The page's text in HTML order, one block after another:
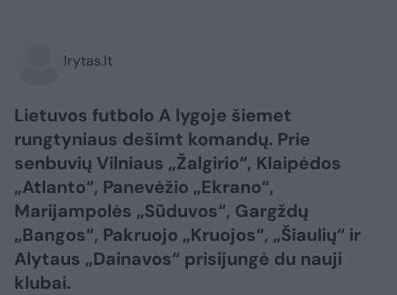
lrytas.lt
Lietuvos futbolo A lygoje šiemet
rungtyniaus dešimt komandų. Prie
senbuvių Vilniaus „Žalgirio“, Klaipėdos
„Atlanto“, Panevėžio „Ekrano“,
Marijampolės „Sūduvos“, Gargždų
„Bangos“, Pakruojo „Kruojos“, „Šiaulių“ ir
Alytaus „Dainavos“ prisijungė du nauji
klubai.